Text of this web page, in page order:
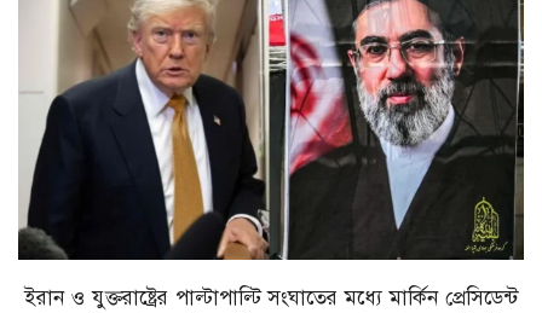
ইরান ও যুক্তরাষ্ট্রের পাল্টাপাল্টি সংঘাতের মধ্যে মার্কিন প্রেসিডেন্ট